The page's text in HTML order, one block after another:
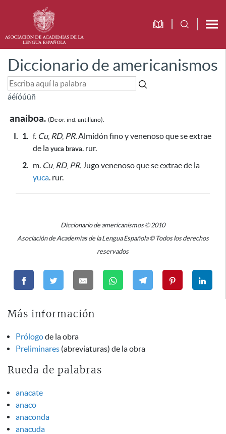
Diccionario de americanismos
áéíóúüñ
anaiboa. (De or. ind. antillano).
I. 1. f. Cu, RD, PR.Almidón fino y venenosoque se extrae
de la yuca brava. rur.
2. m. Cu, RD, PR. Jugo venenoso que se extrae de la
yuca. rur.
Diccionario de americanismos © 2010
Asociación de Academias de la Lengua Española © Todos los derechos
reservados
Más información
Prólogode la obra
Preliminares (abreviaturas) de la obra
Rueda de palabras
anacate
anaco
anaconda
anacuda